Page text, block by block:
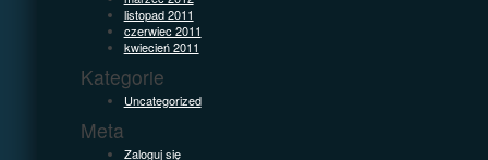
listopad 2011
czerwiec 2011
kwiecień 2011
Kategorie
Uncategorized
Meta
Zaloguj się